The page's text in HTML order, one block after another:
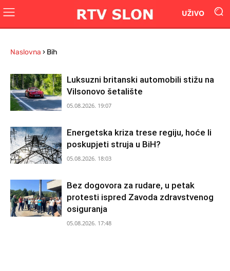
UŽIVO
Naslovna › Bih
Luksuzni britanski automobili stižu na
Vilsonovo šetalište
05.08.2026. 19:07
Energetska kriza trese regiju, hoće li
poskupjeti struja u BiH?
05.08.2026. 18:03
Bez dogovora za rudare, u petak
protesti ispred Zavoda zdravstvenog
osiguranja
05.08.2026. 17:48